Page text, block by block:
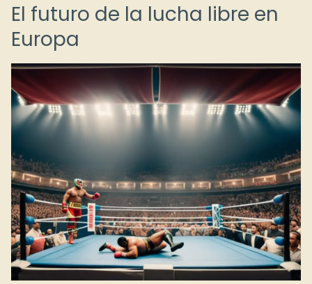
El futuro de la lucha libre en
Europa